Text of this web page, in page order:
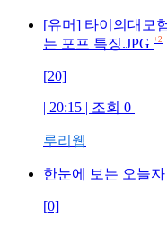
[유머] 타이의대모
는 포프 특징.JPG +2
[20]
| 20:15 | 조회 0 |
루리웹
한눈에 보는 오늘
[0]